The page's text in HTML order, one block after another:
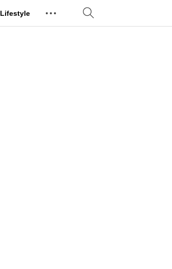
Lifestyle